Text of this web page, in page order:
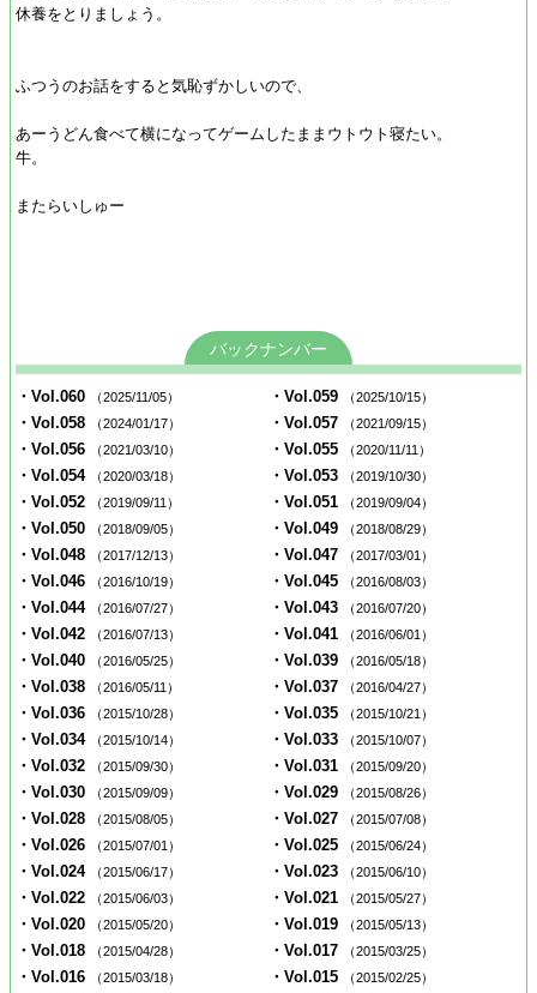
休養をとりましょう。
ふつうのお話をすると気恥ずかしいので、
あーうどん食べて横になってゲームしたままウトウト寝たい。
牛。
またらいしゅー
バックナンバー
・Vol.060 （2025/11/05） ・Vol.059 （2025/10/15）
・Vol.058 （2024/01/17） ・Vol.057 （2021/09/15）
・Vol.056 （2021/03/10） ・Vol.055 （2020/11/11）
・Vol.054 （2020/03/18） ・Vol.053 （2019/10/30）
・Vol.052 （2019/09/11） ・Vol.051 （2019/09/04）
・Vol.050 （2018/09/05） ・Vol.049 （2018/08/29）
・Vol.048 （2017/12/13） ・Vol.047 （2017/03/01）
・Vol.046 （2016/10/19） ・Vol.045 （2016/08/03）
・Vol.044 （2016/07/27） ・Vol.043 （2016/07/20）
・Vol.042 （2016/07/13） ・Vol.041 （2016/06/01）
・Vol.040 （2016/05/25） ・Vol.039 （2016/05/18）
・Vol.038 （2016/05/11） ・Vol.037 （2016/04/27）
・Vol.036 （2015/10/28） ・Vol.035 （2015/10/21）
・Vol.034 （2015/10/14） ・Vol.033 （2015/10/07）
・Vol.032 （2015/09/30） ・Vol.031 （2015/09/20）
・Vol.030 （2015/09/09） ・Vol.029 （2015/08/26）
・Vol.028 （2015/08/05） ・Vol.027 （2015/07/08）
・Vol.026 （2015/07/01） ・Vol.025 （2015/06/24）
・Vol.024 （2015/06/17） ・Vol.023 （2015/06/10）
・Vol.022 （2015/06/03） ・Vol.021 （2015/05/27）
・Vol.020 （2015/05/20） ・Vol.019 （2015/05/13）
・Vol.018 （2015/04/28） ・Vol.017 （2015/03/25）
・Vol.016 （2015/03/18） ・Vol.015 （2015/02/25）